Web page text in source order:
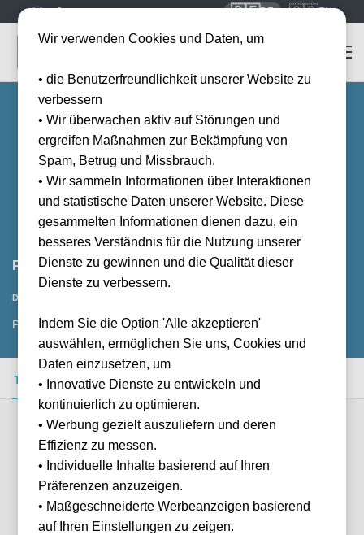
🇩🇪DE 🇬🇧EN
Parma Calcio 1913 vs Venezia FC
Datum wird noch bekanntgegeben
PMF, IT
Tickets kaufen Event-Info FAQ
Verfügbare Kategorien (1)
Wir verwenden Cookies und Daten, um
• die Benutzerfreundlichkeit unserer Website zu
verbessern
• Wir überwachen aktiv auf Störungen und
ergreifen Maßnahmen zur Bekämpfung von
Spam, Betrug und Missbrauch.
• Wir sammeln Informationen über Interaktionen
und statistische Daten unserer Website. Diese
gesammelten Informationen dienen dazu, ein
besseres Verständnis für die Nutzung unserer
Dienste zu gewinnen und die Qualität dieser
Dienste zu verbessern.
Indem Sie die Option 'Alle akzeptieren'
auswählen, ermöglichen Sie uns, Cookies und
Daten einzusetzen, um
• Innovative Dienste zu entwickeln und
kontinuierlich zu optimieren.
• Werbung gezielt auszuliefern und deren
Effizienz zu messen.
• Individuelle Inhalte basierend auf Ihren
Präferenzen anzuzeigen.
• Maßgeschneiderte Werbeanzeigen basierend
auf Ihren Einstellungen zu zeigen.